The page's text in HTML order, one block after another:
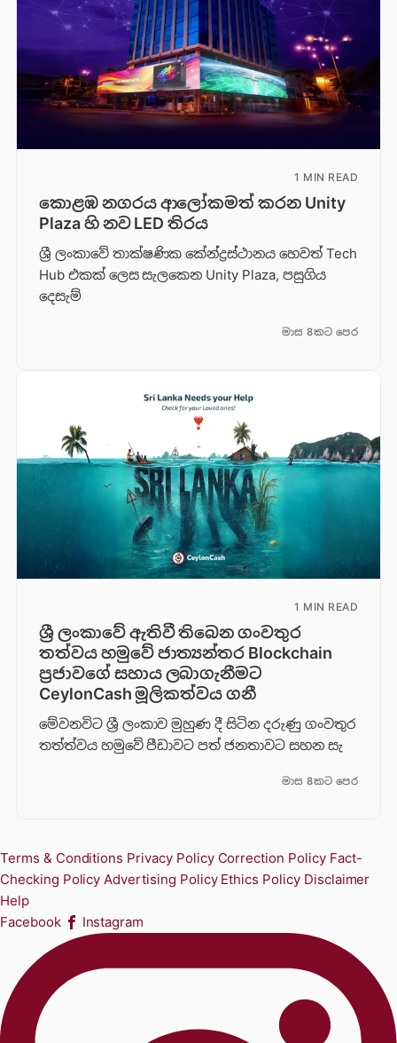
1 MIN READ
කොළඹ නගරය ආලෝකමත් කරන Unity
Plaza හි නව LED තිරය
ශ්‍රී ලංකාවේ තාක්ෂණික කේන්ද්‍රස්ථානය හෙවත් Tech
Hub එකක් ලෙස සැලකෙන Unity Plaza, පසුගිය
දෙසැම්
මාස 8කට පෙර
1 MIN READ
ශ්‍රී ලංකාවේ ඇතිවී තිබෙන ගංවතුර
තත්වය හමුවේ ජාත්‍යන්තර Blockchain
ප්‍රජාවගේ සහාය ලබාගැනීමට
CeylonCash මූලිකත්වය ග​නී
මේවනවිට ශ්‍රී ලංකාව මුහුණ දී සිටින දරුණු ගංවතුර
තත්ත්වය හමුවේ පීඩාවට පත් ජනතාවට සහන සැ
මාස 8කට පෙර
Terms & Conditions Privacy Policy Correction Policy Fact-
Checking Policy Advertising Policy Ethics Policy Disclaimer
Help
Facebook
Instagram